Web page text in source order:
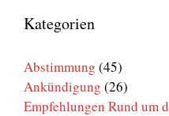
den
Brustring
Kategorien
Abstimmung (45)
Ankündigung (26)
Empfehlungen Rund um